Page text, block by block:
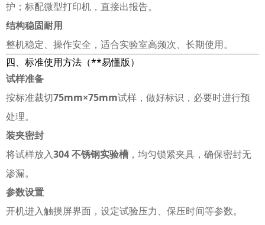
护；标配微型打印机，直接出报告。
结构稳固耐用
整机稳定、操作安全，适合实验室高频次、长期使用。
四、标准使用方法（**易懂版）
试样准备
按标准裁切75mm×75mm试样，做好标识，必要时进行预
处理。
装夹密封
将试样放入304 不锈钢实验槽 ，均匀锁紧夹具，确保密封无
渗漏。
参数设置
开机进入触摸屏界面，设定试验压力、保压时间等参数。